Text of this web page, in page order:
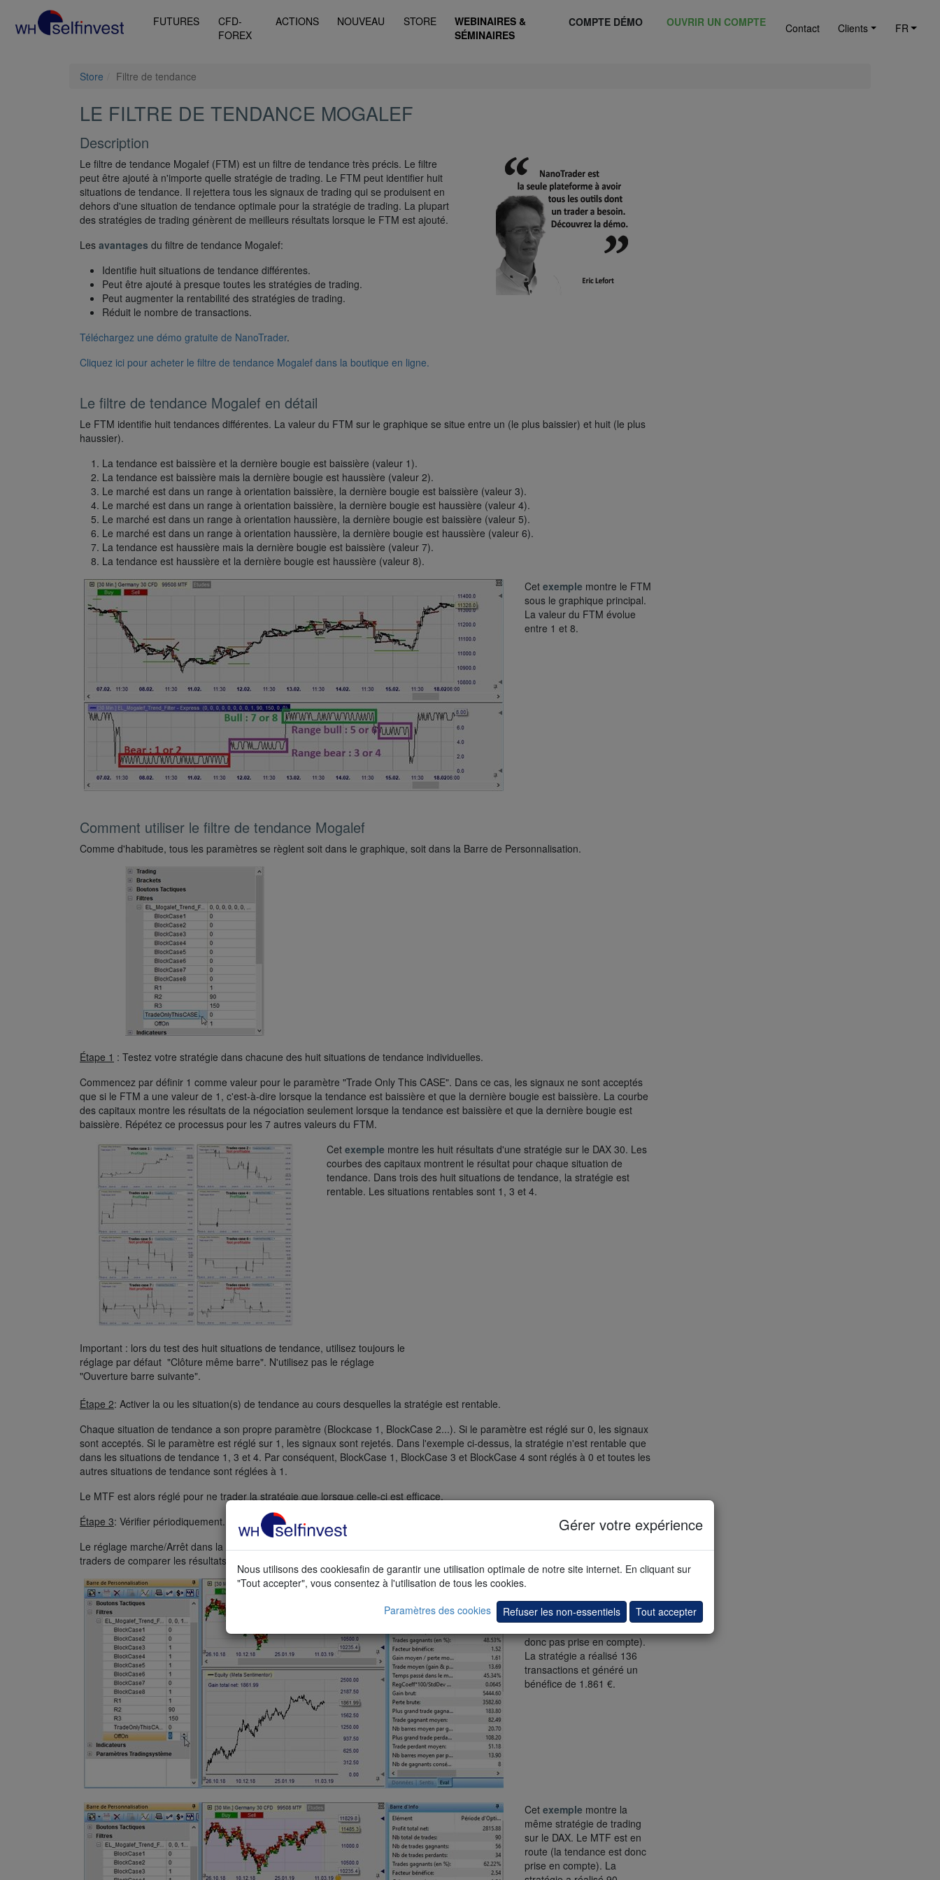
FUTURES
CFD-
FOREX
ACTIONS NOUVEAU STORE
WEBINAIRES &
SÉMINAIRES
COMPTE DÉMO OUVRIR UN COMPTE Contact Clients FR
Store Filtre de tendance
LE FILTRE DE TENDANCE MOGALEF
Description
Le filtre de tendance Mogalef (FTM) est un filtre de tendance très précis. Le filtre
peut être ajouté à n'importe quelle stratégie de trading. Le FTM peut identifier huit
situations de tendance. Il rejettera tous les signaux de trading qui se produisent en
dehors d'une situation de tendance optimale pour la stratégie de trading. La plupart
des stratégies de trading génèrent de meilleurs résultats lorsque le FTM est ajouté.
Les avantages du filtre de tendance Mogalef:
Identifie huit situations de tendance différentes.
Peut être ajouté à presque toutes les stratégies de trading.
Peut augmenter la rentabilité des stratégies de trading.
Réduit le nombre de transactions.
Téléchargez une démo gratuite de NanoTrader.
Cliquez ici pour acheter le filtre de tendance Mogalef dans la boutique en ligne.
Le filtre de tendance Mogalef en détail
Le FTM identifie huit tendances différentes. La valeur du FTM sur le graphique se situe entre un (le plus baissier) et huit (le plus
haussier).
La tendance est baissière et la dernière bougie est baissière (valeur 1).
La tendance est baissière mais la dernière bougie est haussière (valeur 2).
Le marché est dans un range à orientation baissière, la dernière bougie est baissière (valeur 3).
Le marché est dans un range à orientation baissière, la dernière bougie est haussière (valeur 4).
Le marché est dans un range à orientation haussière, la dernière bougie est baissière (valeur 5).
Le marché est dans un range à orientation haussière, la dernière bougie est haussière (valeur 6).
La tendance est haussière mais la dernière bougie est baissière (valeur 7).
La tendance est haussière et la dernière bougie est haussière (valeur 8).
Cet exemple montre le FTM
sous le graphique principal.
La valeur du FTM évolue
entre 1 et 8.
Comment utiliser le filtre de tendance Mogalef
Comme d'habitude, tous les paramètres se règlent soit dans le graphique, soit dans la Barre de Personnalisation.
Étape 1 : Testez votre stratégie dans chacune des huit situations de tendance individuelles.
Commencez par définir 1 comme valeur pour le paramètre "Trade Only This CASE". Dans ce cas, les signaux ne sont acceptés
que si le FTM a une valeur de 1, c'est-à-dire lorsque la tendance est baissière et que la dernière bougie est baissière. La courbe
des capitaux montre les résultats de la négociation seulement lorsque la tendance est baissière et que la dernière bougie est
baissière. Répétez ce processus pour les 7 autres valeurs du FTM.
Cetexemple montre les huit résultats d'une stratégie sur le DAX 30. Les
courbes des capitaux montrent le résultat pour chaque situation de
tendance. Dans trois des huit situations de tendance, la stratégie est
rentable. Les situations rentables sont 1, 3 et 4.
Important : lors du test des huit situations de tendance, utilisez toujours le
réglage par défaut "Clôture même barre". N'utilisez pas le réglage
"Ouverture barre suivante".
Étape 2: Activer la ou les situation(s) de tendance au cours desquelles la stratégie est rentable.
Chaque situation de tendance a son propre paramètre (Blockcase 1, BlockCase 2...). Si le paramètre est réglé sur 0, les signaux
sont acceptés. Si le paramètre est réglé sur 1, les signaux sont rejetés. Dans l'exemple ci-dessus, la stratégie n'est rentable que
dans les situations de tendance 1, 3 et 4. Par conséquent, BlockCase 1, BlockCase 3 et BlockCase 4 sont réglés à 0 et toutes les
autres situations de tendance sont réglées à 1.
Le MTF est alors réglé pour ne trader la stratégie que lorsque celle-ci est efficace.
Étape 3: Vérifier périodiquement.
Le réglage marche/Arrêt dans la boîte de dialogue du Designer éteint le MTF, sans modifier ses réglages. Cela permet aux
traders de comparer les résultats de leur stratégie avec et sans le MTF.
Cet
résultats d'une stratégie de
trading sur le DAX. Le MTF
donc pas prise en compte).
La stratégie a réalisé 136
transactions et généré un
bénéfice de 1.861 €.
Cet exemple montre la
même stratégie de trading
sur le DAX. Le MTF est en
route (la tendance est donc
prise en compte). La
Gérer votre expérience
Nous utilisons des cookiesafin de garantir une utilisation optimale de notre site internet. En cliquant sur
"Tout accepter", vous consentez à l'utilisation de tous les cookies.
Paramètres des cookies
Refuser les non-essentiels Tout accepter